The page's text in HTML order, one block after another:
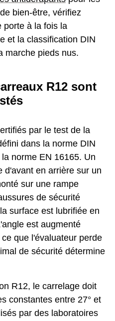
bien-être, vérifiez
porte à la fois la
et la classification DIN
marche pieds nus.
R12 sont
par le test de la
dans la norme DIN
norme EN 16165. Un
d'avant en arrière sur un
sur une rampe
de sécurité
surface est lubrifiée en
est augmenté
que l'évaluateur perde
de sécurité détermine
R12, le carrelage doit
constantes entre 27° et
par des laboratoires